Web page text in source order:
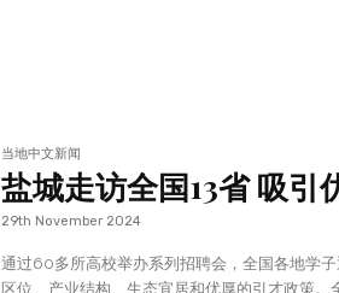
当地中文新闻
盐城走访全国13省 吸引
29th November 2024
通过60多所高校举办系列招聘会，全国各地学
区位、产业结构、生态宜居和优厚的引才政策。